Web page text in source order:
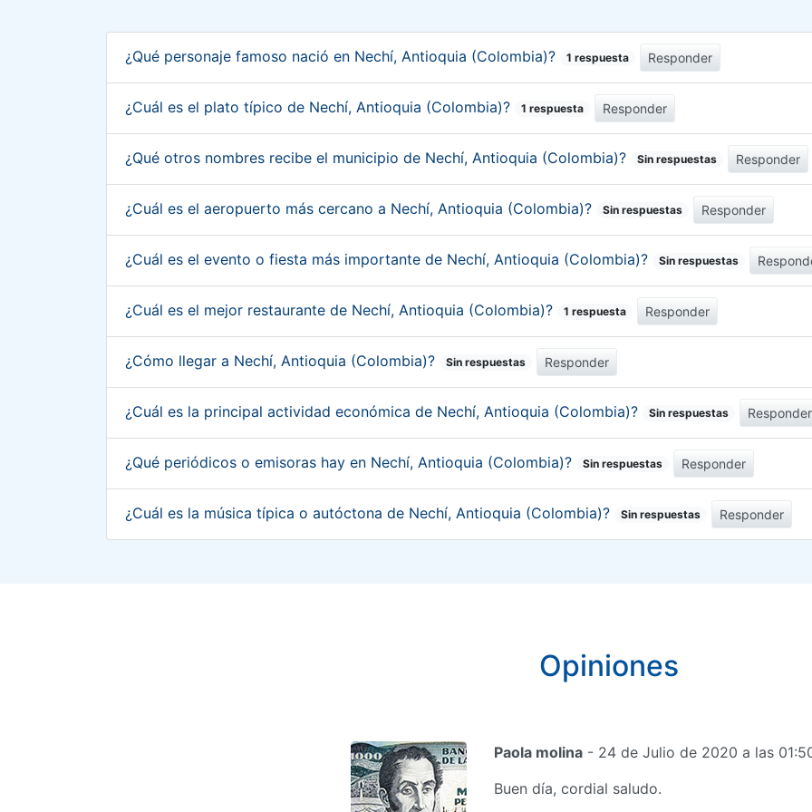
¿Qué personaje famoso nació en Nechí, Antioquia (Colombia)? 1 respuesta Responder
¿Cuál es el plato típico de Nechí, Antioquia (Colombia)? 1 respuesta Responder
¿Qué otros nombres recibe el municipio de Nechí, Antioquia (Colombia)? Sin respuestas Responder
¿Cuál es el aeropuerto más cercano a Nechí, Antioquia (Colombia)? Sin respuestas Responder
¿Cuál es el evento o fiesta más importante de Nechí, Antioquia (Colombia)? Sin respuestas
¿Cuál es el mejor restaurante de Nechí, Antioquia (Colombia)? 1 respuesta Responder
¿Cómo llegar a Nechí, Antioquia (Colombia)? Sin respuestas Responder
¿Cuál es la principal actividad económica de Nechí, Antioquia (Colombia)? Sin respuestas Responder
¿Qué periódicos o emisoras hay en Nechí, Antioquia (Colombia)? Sin respuestas Responder
¿Cuál es la música típica o autóctona de Nechí, Antioquia (Colombia)? Sin respuestas Responder
Opiniones
Paola molina- 24 de Julio de 2020 a las
Buen día, cordial saludo.